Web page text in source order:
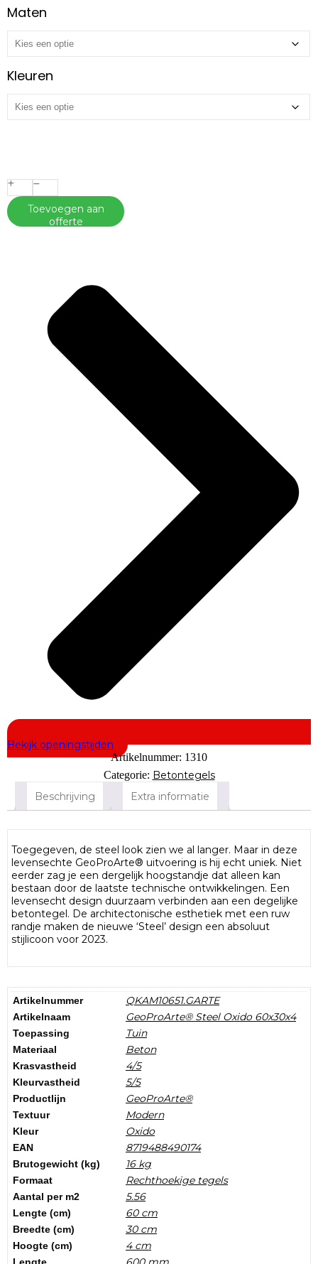
Maten
Kleuren
Toevoegen aan
offerte
Bekijk openingstijden
Artikelnummer: 1310
Categorie: Betontegels
Beschrijving
Extra informatie
Toegegeven, de steel look zien we al langer. Maar in deze
levensechte GeoProArte® uitvoering is hij echt uniek. Niet
eerder zag je een dergelijk hoogstandje dat alleen kan
bestaan door de laatste technische ontwikkelingen. Een
levensecht design duurzaam verbinden aan een degelijke
betontegel. De architectonische esthetiek met een ruw
randje maken de nieuwe ‘Steel’ design een absoluut
stijlicoon voor 2023.
Artikelnummer QKAM10651.GARTE
Artikelnaam GeoProArte® Steel Oxido 60x30x4
Toepassing Tuin
Materiaal Beton
Krasvastheid 4/5
Kleurvastheid 5/5
Productlijn GeoProArte®
Textuur Modern
Kleur Oxido
EAN 8719488490174
Brutogewicht (kg) 16 kg
Formaat Rechthoekige tegels
Aantal per m2 5.56
Lengte (cm) 60 cm
Breedte (cm) 30 cm
Hoogte (cm) 4 cm